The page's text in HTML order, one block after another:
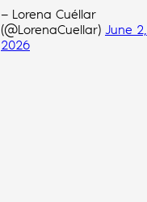
— Lorena Cuéllar
(@LorenaCuellar) June 2,
2026